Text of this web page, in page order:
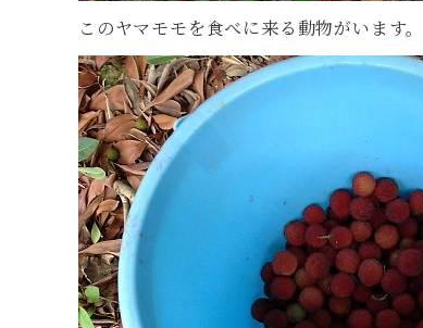
このヤマモモを食べに来る動物がいます。